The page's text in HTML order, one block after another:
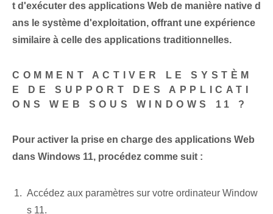
t d'exécuter des applications Web de manière native d
ans le système d'exploitation, offrant une expérience
similaire à celle des applications traditionnelles.
COMMENT ACTIVER LE SYSTÈM
E DE SUPPORT DES APPLICATI
ONS WEB SOUS WINDOWS 11 ?
Pour activer la prise en charge des applications Web
dans Windows 11, procédez comme suit :
Accédez aux paramètres sur votre ordinateur Window
s 11.